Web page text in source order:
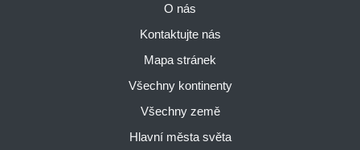
O nás
Kontaktujte nás
Mapa stránek
Všechny kontinenty
Všechny země
Hlavní města světa